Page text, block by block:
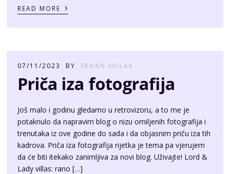
READ MORE ›
07/11/2023 BY SRĐAN HULAK
Priča iza fotografija
Još malo i godinu gledamo u retrovizoru, a to me je
potaknulo da napravim blog o nizu omiljenih fotografija i
trenutaka iz ove godine do sada i da objasnim priču iza tih
kadrova. Priča iza fotografija rijetka je tema pa vjerujem
da će biti itekako zanimljiva za novi blog. Uživajte! Lord &
Lady villas: rano […]